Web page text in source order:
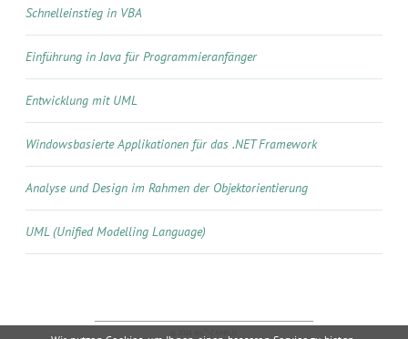
Schnelleinstieg in VBA
Einführung in Java für Programmieranfänger
Entwicklung mit UML
Windowsbasierte Applikationen für das .NET Framework
Analyse und Design im Rahmen der Objektorientierung
UML (Unified Modelling Language)